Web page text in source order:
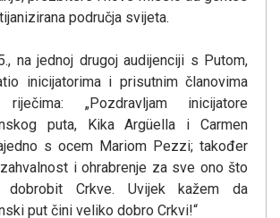
područja svijeta.
na jednoj drugoj audijenciji s Putom,
inicijatorima i prisutnim članovima
„Pozdravljam inicijatore
puta, Kika Argüella i Carmen
s ocem Mariom Pezzi; također
i ohrabrenje za sve ono što
Crkve. Uvijek kažem da
put čini veliko dobro Crkvi!“